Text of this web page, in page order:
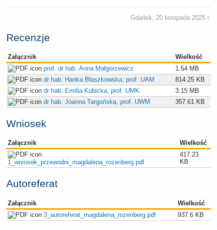
Gdańsk, 20 listopada 2025 r.
Recenzje
Załącznik
Wielkość
prof. dr hab. Anna Małgorzewicz
1.54 MB
dr hab. Hanka Błaszkowska, prof. UAM
814.25 KB
dr hab. Emilia Kubicka, prof. UMK
3.15 MB
dr hab. Joanna Targońska, prof. UWM
357.61 KB
Wniosek
Załącznik Wielkość
1_wniosek_przewodni_magdalena_rozenberg.pdf
417.23
KB
Autoreferat
Załącznik
Wielkość
3_autoreferat_magdalena_rozenberg.pdf
937.6 KB